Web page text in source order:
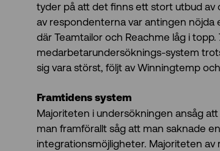
tyder på att det finns ett stort utbud av
av respondenterna var antingen nöjda
där Teamtailor och Reachme låg i
medarbetarundersöknings-system
sig vara störst, följt av Winningtemp
Framtidens system
Majoriteten i undersökningen ansåg
man framförallt såg att man saknade
integrationsmöjligheter. Majoriteten